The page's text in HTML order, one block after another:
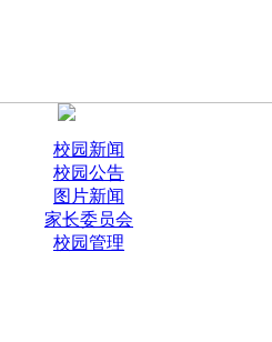
校园新闻
校园公告
图片新闻
家长委员会
校园管理